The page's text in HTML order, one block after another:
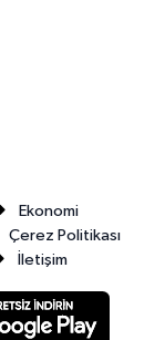
Ekonomi
Çerez Politikası
İletişim